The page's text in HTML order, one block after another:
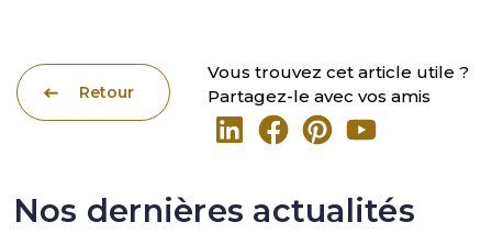
Retour
Vous trouvez cet article utile ?
Partagez-le avec vos amis
Nos dernières actualités